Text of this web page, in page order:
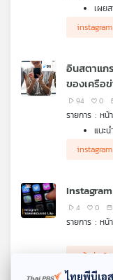
เอส
เผย
จาก
instagram
อินสตาแก
ของเครือ
94 0
รายการ : หน้
แนะ
อินส
ฮัง
งาน
อื่น ๆ
instagram
4 0
รายการ : หน้
หน้าต่างโ
ไทยพีบีเอ